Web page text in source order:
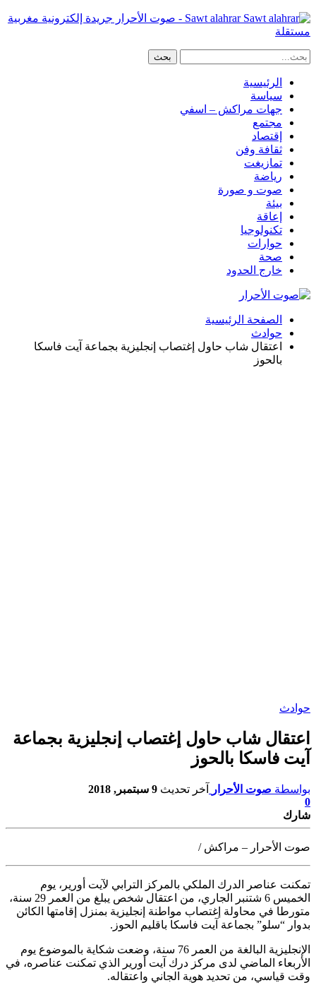
Sawt alahrar - صوت الأحرار جريدة إلكترونية مغربية
مستقلة
الرئيسية
سياسة
جهات مراكش – اسفي
مجتمع
إقتصاد
ثقافة وفن
تمازيغت
رياضة
صوت و صورة
بيئة
إعاقة
تكنولوجيا
حوارات
صحة
خارج الحدود
الصفحة الرئيسية
حوادث
اعتقال شاب حاول إغتصاب إنجليزية بجماعة آيت فاسكا
بالحوز
حوادث
اعتقال شاب حاول إغتصاب إنجليزية بجماعة
آيت فاسكا بالحوز
بواسطة صوت الأحرار آخر تحديث 9 سبتمبر, 2018
0
شارك
صوت الأحرار – مراكش /
تمكنت عناصر الدرك الملكي بالمركز الترابي لآيت أورير، يوم
الخميس 6 شتنبر الجاري، من اعتقال شخص يبلغ من العمر 29 سنة،
متورطا في محاولة إغتصاب مواطنة إنجليزية بمنزل إقامتها الكائن
بدوار “سلو” بجماعة آيت فاسكا باقليم الحوز.
الإنجليزية البالغة من العمر 76 سنة، وضعت شكاية بالموضوع يوم
الأربعاء الماضي لدى مركز درك آيت أورير الذي تمكنت عناصره، في
وقت قياسي، من تحديد هوية الجاني واعتقاله.